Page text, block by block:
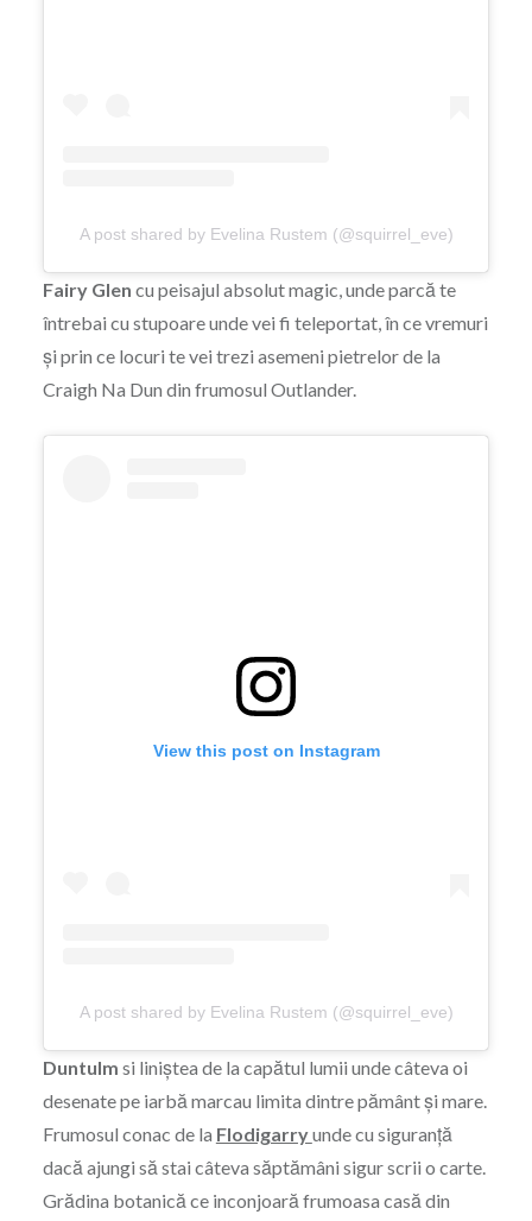
A post shared by Evelina Rustem (@squirrel_eve)
Fairy Glen cu peisajul absolut magic, unde parcă te
întrebai cu stupoare unde vei fi teleportat, în ce vremuri
și prin ce locuri te vei trezi asemeni pietrelor de la
Craigh Na Dun din frumosul Outlander.
View this post on Instagram
A post shared by Evelina Rustem (@squirrel_eve)
Duntulm si liniștea de la capătul lumii unde câteva oi
desenate pe iarbă marcau limita dintre pământ și mare.
Frumosul conac de la Flodigarryunde cu siguranță
dacă ajungi să stai câteva săptămâni sigur scrii o carte.
Grădina botanică ce inconjoară frumoasa casă din